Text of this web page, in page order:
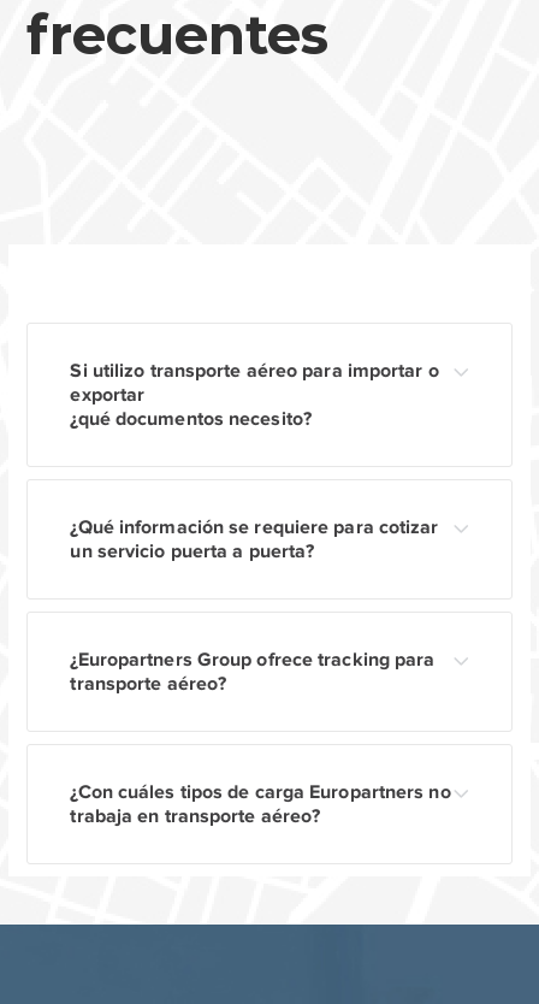
frecuentes
Si utilizo transporte aéreo para importar o
exportar
¿qué documentos necesito?
¿Qué información se requiere para cotizar
un servicio puerta a puerta?
¿Europartners Group ofrece tracking para
transporte aéreo?
¿Con cuáles tipos de carga Europartners no
trabaja en transporte aéreo?